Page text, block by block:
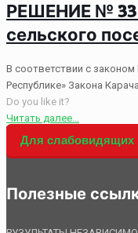
РЕШЕНИЕ № 33
сельского
В соответствии с
Республике» Закона
Do you like it?
Читать далее...
Для слабовидящих
Полезные